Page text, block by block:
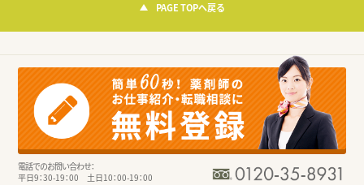
PAGE TOPへ戻る
電話でのお問い合わせ：
平日9：30-19：00 土日10：00-19：00